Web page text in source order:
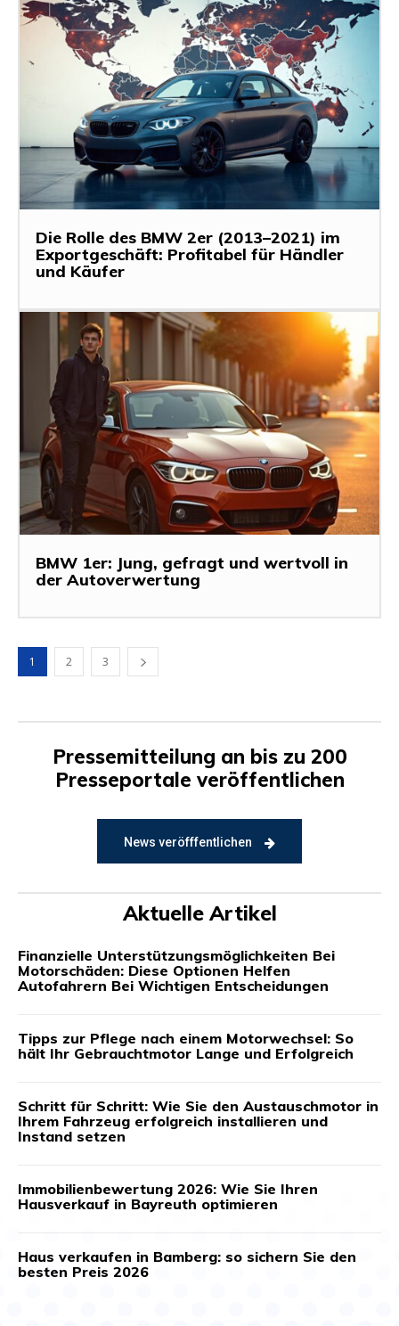
Die Rolle des BMW 2er (2013–2021) im
Exportgeschäft: Profitabel für Händler
und Käufer
BMW 1er: Jung, gefragt und wertvoll in
der Autoverwertung
1 2 3
Pressemitteilung an bis zu 200
Presseportale veröffentlichen
News veröfffentlichen
Aktuelle Artikel
Finanzielle Unterstützungsmöglichkeiten Bei
Motorschäden: Diese Optionen Helfen
Autofahrern Bei Wichtigen Entscheidungen
Tipps zur Pflege nach einem Motorwechsel: So
hält Ihr Gebrauchtmotor Lange und Erfolgreich
Schritt für Schritt: Wie Sie den Austauschmotor in
Ihrem Fahrzeug erfolgreich installieren und
Instand setzen
Immobilienbewertung 2026: Wie Sie Ihren
Hausverkauf in Bayreuth optimieren
Haus verkaufen in Bamberg: so sichern Sie den
besten Preis 2026